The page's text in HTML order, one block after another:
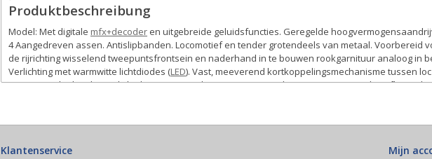
Produktbeschreibung
Model: Met digitale mfx+decoder en uitgebreide geluidsfuncties. Geregelde
4 Aangedreven assen. Antislipbanden. Locomotief en tender grotendeels van metaal. Voorbereid
de rijrichting wisselend tweepuntsfrontsein en naderhand in te bouwen rookgarnituur analoog in
Verlichting met warmwitte lichtdiodes (LED). Vast, meeverend kortkoppelingsmechanisme tussen
gemonteerde details, zoals leidingen en zandstrooipijpen. Remslangen en imitatie
De gelijkstroom uitvoering van dit model vindt u in het Trix H0-assortiment onder het artikelnummer
Klantenservice Mijn